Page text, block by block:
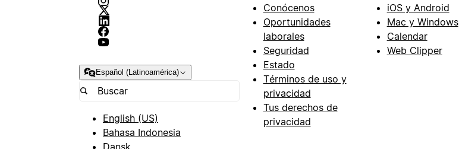
Español (Latinoamérica)
English (US)
Bahasa Indonesia
Conócenos
Oportunidades
laborales
Seguridad
Estado
Términos de uso y
privacidad
Tus derechos de
privacidad
iOS y Android
Mac y Windows
Calendar
Web Clipper